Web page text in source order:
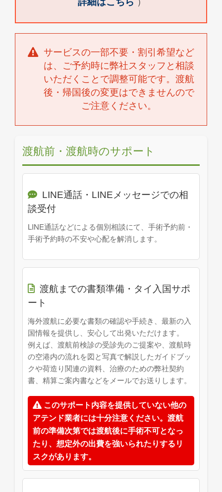
サービスの一部不要・割引希望など
は、ご予約時に弊社スタッフと相談
いただくことで調整可能です。渡航
後・帰国後の変更はできませんので
ご注意ください。
渡航前・渡航時のサポート
LINE通話・LINEメッセージでの相
談受付
LINE通話などによる個別相談にて、手術予約前・
手術予約時の不安や心配を解消します。
渡航までの書類準備・タイ入国サポ
ート
海外渡航に必要な書類の確認や手続き、最新の入
国情報を提供し、安心して出発いただけます。
例えば、渡航前検診の受診先のご提案や、渡航時
の空港内の流れを図と写真で解説したガイドブッ
クや荷造り関連の資料、治療のための弊社契約
書、精算ご案内書などをメールでお送りします。
このサポート内容を提供していない他の
アテンド業者には十分注意ください。渡航
前の準備次第では渡航後に手術不可となっ
たり、想定外の出費を強いられたりするリ
スクがあります。